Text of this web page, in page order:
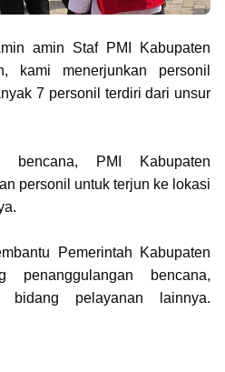
amin Staf PMI Kabupaten
kami menerjunkan personil
7 personil terdiri dari unsur
bencana, PMI Kabupaten
personil untuk terjun ke lokasi
Pemerintah Kabupaten
penanggulangan bencana,
bidang pelayanan lainnya.